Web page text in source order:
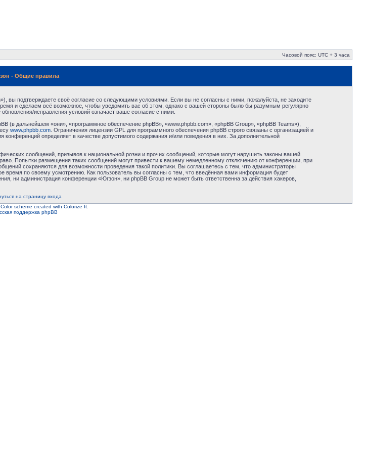
Часовой пояс: UTC + 3 часа
- Общие правила
подтверждаете своё согласие со следующими условиями. Если вы не согласны с ними, пожалуйста, не заходите
и сделаем всё возможное, чтобы уведомить вас об этом, однако с вашей стороны было бы разумным регулярно
исправления условий означает ваше согласие с ними.
дальнейшем «они», «программное обеспечение phpBB», «www.phpbb.com», «phpBB Group», «phpBB Teams»),
www.phpbb.com. Ограничения лицензии GPL для программного обеспечения phpBB строго связаны с организацией и
определяет в качестве допустимого содержания и/или поведения в них. За дополнительной
сообщений, призывов к национальной розни и прочих сообщений, которые могут нарушить законы вашей
Попытки размещения таких сообщений могут привести к вашему немедленному отключению от конференции, при
сохраняются для возможности проведения такой политики. Вы соглашаетесь с тем, что администраторы
по своему усмотрению. Как пользователь вы согласны с тем, что введённая вами информация будет
ни администрация конференции «Югзон», ни phpBB Group не может быть ответственна за действия хакеров,
на страницу входа
Color scheme created with Colorize It.
поддержка phpBB